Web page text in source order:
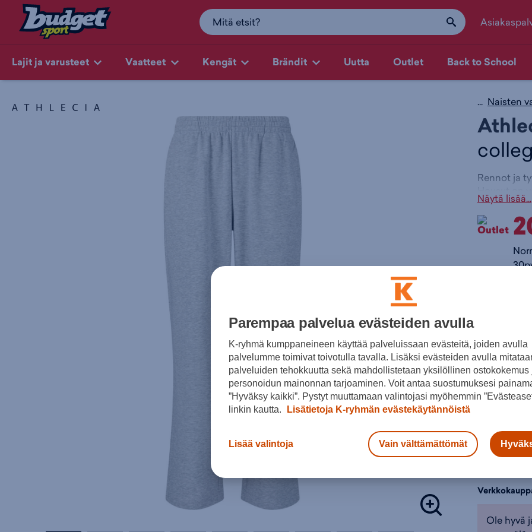
Lajit ja varusteet Vaatteet Kengät Brändit Uutta Outlet Back to School
... Naisten
Rennot ja
tuntuu
istuvuus.
Väri:Harmaa
Näytä lisää...
Harmaa
Valitse
Tarkista
Ole hyvä
Parempaa palvelua evästeiden avulla
K-ryhmä kumppaneineen käyttää palveluissaan evästeitä, joiden avulla
palvelumme toimivat toivotulla tavalla. Lisäksi evästeiden avulla
palveluiden tehokkuutta sekä mahdollistetaan yksilöllinen ostokokemus
personoidun mainonnan tarjoaminen. Voit antaa suostumuksesi
”Hyväksy kaikki”. Pystyt muuttamaan valintojasi myöhemmin
linkin kautta.
Lisätietoja K-ryhmän evästekäytännöistä
Lisää valintoja Vain välttämättömät